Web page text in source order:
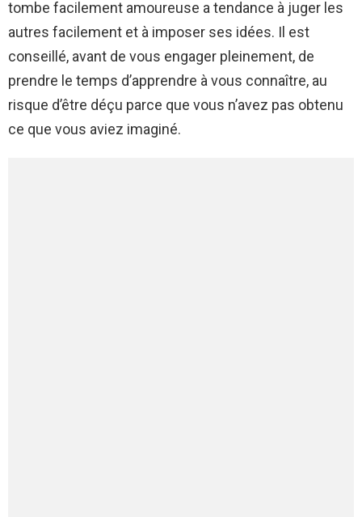
tombe facilement amoureuse a tendance à juger les
autres facilement et à imposer ses idées. Il est
conseillé, avant de vous engager pleinement, de
prendre le temps d’apprendre à vous connaître, au
risque d’être déçu parce que vous n’avez pas obtenu
ce que vous aviez imaginé.